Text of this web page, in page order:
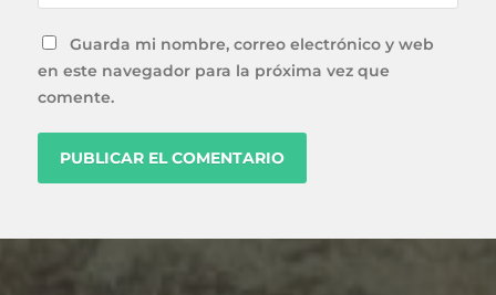
Guarda mi nombre, correo electrónico y web
en este navegador para la próxima vez que
comente.